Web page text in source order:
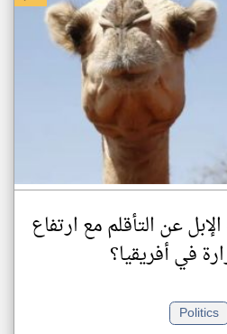
عن التأقلم مع ارتفاع
في أفريقيا؟
Politics